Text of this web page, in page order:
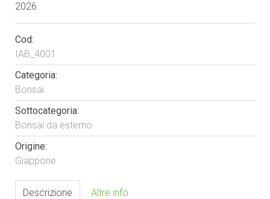
2026.
Cod:
IAB_4001
Categoria:
Bonsai
Sottocategoria:
Bonsai da esterno
Origine:
Giappone
Descrizione Altre info